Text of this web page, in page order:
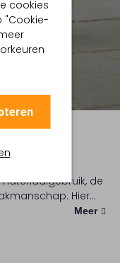
cookies
"Cookie-
passie voor
de
Hier
Wij hebben
Meer